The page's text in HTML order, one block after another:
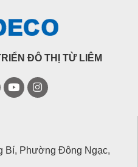
ĐÔ THỊ TỪ LIÊM
Bí, Phường Đông Ngạc,